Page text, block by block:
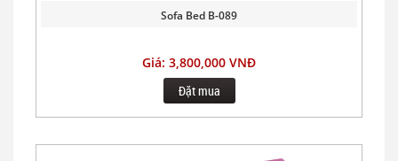
Sofa Bed B-089
Giá: 3,800,000 VNĐ
Đặt mua